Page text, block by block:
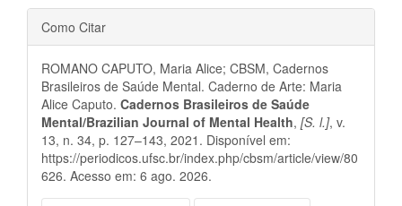
Detalhes
do
artigo
Como Citar
ROMANO CAPUTO, Maria Alice; CBSM, Cadernos
Brasileiros de Saúde Mental. Caderno de Arte: Maria
Alice Caputo. Cadernos Brasileiros de Saúde
Mental/Brazilian Journal of Mental Health, [S. l.], v.
13, n. 34, p. 127–143, 2021. Disponível em:
https://periodicos.ufsc.br/index.php/cbsm/article/view/80
626. Acesso em: 6 ago. 2026.